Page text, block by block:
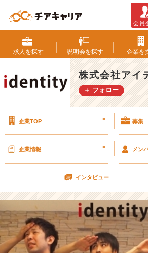
月
1
7
日
カ
ジ
会
明
会
選
考
会
ପ
(⑅
会員
求人を探す 説明会を探す 企業を
株式会社アイ
＋ フォロー
企業TOP > 募集
企業情報 > メン
インタビュー